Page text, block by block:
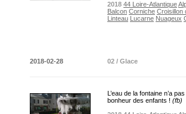
2018 44 Loire-Atlantique
Balcon Corniche Croisillon
Linteau Lucarne Nuageux
2018-02-28
02 / Glace
L’eau de la fontaine n’a
bonheur des enfants ! (fb)